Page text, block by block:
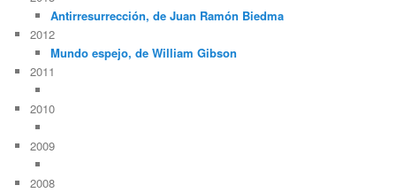
Antirresurrección, de Juan Ramón Biedma
2012
Mundo espejo, de William Gibson
2011
2010
2009
2008